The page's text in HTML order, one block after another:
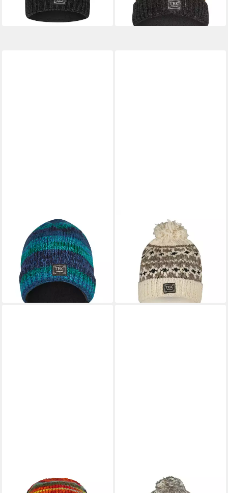
29,90 €
lieferbar - in 3-4 Werktagen bei dir
lieferbar - in 3-4 Werktagen bei dir
THC NATURAL LINE
Strickmütze THC Schafwoll
Rollcap 806 (1 Stück, 1-St., 1
Stück) Innenfutter: Fleece
29,90 €
lieferbar - in 3-4 Werktagen bei dir
THC NATURAL LINE
Bommelmütze THC Schafwoll
Pudelmütze 507 (1 Stück, 1-
St., 1 Stück) Innenfutter:
Fleece
29,90 €
lieferbar - in 3-4 Werktagen bei dir
Strickmütze THC Schafwoll
THC NATURAL LINE
Bommelmütze THC Schafwoll